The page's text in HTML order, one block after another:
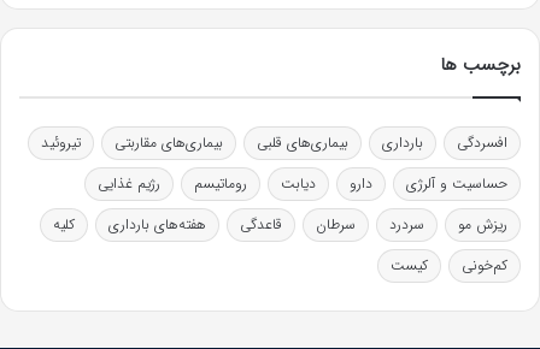
برچسب ها
افسردگی بارداری بیماری‌های قلبی بیماری‌های مقاربتی
تیروئید
حساسیت و آلرژی
دارو دیابت روماتیسم
رژیم غذایی
ریزش مو
سردرد سرطان قاعدگی هفته‌های بارداری
کلیه
کم‌خونی
کیست